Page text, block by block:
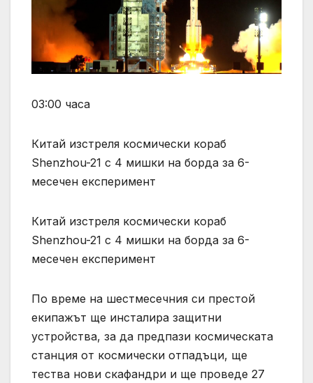
03:00 часа
Китай изстреля космически кораб
Shenzhou-21 с 4 мишки на борда за 6-
месечен експеримент
Китай изстреля космически кораб
Shenzhou-21 с 4 мишки на борда за 6-
месечен експеримент
По време на шестмесечния си престой
екипажът ще инсталира защитни
устройства, за да предпази космическата
станция от космически отпадъци, ще
тества нови скафандри и ще проведе 27